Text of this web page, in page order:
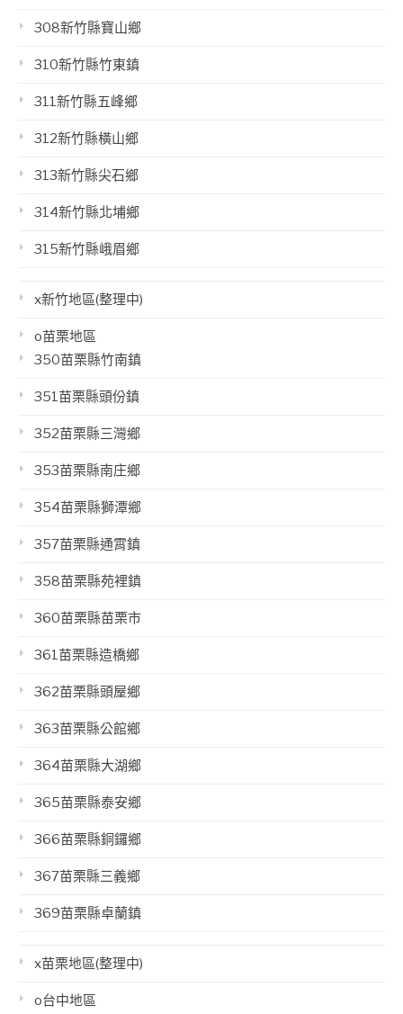
308新竹縣寶山鄉
310新竹縣竹東鎮
311新竹縣五峰鄉
312新竹縣橫山鄉
313新竹縣尖石鄉
314新竹縣北埔鄉
315新竹縣峨眉鄉
x新竹地區(整理中)
o苗栗地區
350苗栗縣竹南鎮
351苗栗縣頭份鎮
352苗栗縣三灣鄉
353苗栗縣南庄鄉
354苗栗縣獅潭鄉
357苗栗縣通霄鎮
358苗栗縣苑裡鎮
360苗栗縣苗栗市
361苗栗縣造橋鄉
362苗栗縣頭屋鄉
363苗栗縣公館鄉
364苗栗縣大湖鄉
365苗栗縣泰安鄉
366苗栗縣銅鑼鄉
367苗栗縣三義鄉
369苗栗縣卓蘭鎮
x苗栗地區(整理中)
o台中地區